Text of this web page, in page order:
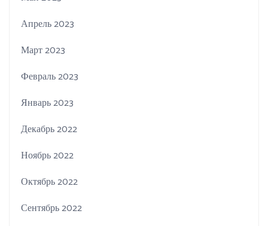
Апрель 2023
Март 2023
Февраль 2023
Январь 2023
Декабрь 2022
Ноябрь 2022
Октябрь 2022
Сентябрь 2022